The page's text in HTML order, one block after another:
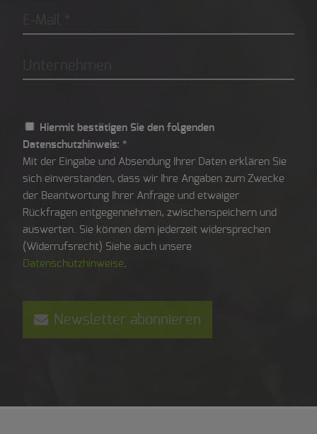
Hiermit bestätigen Sie den folgenden
Datenschutzhinweis: *
Mit der Eingabe und Absendung Ihrer Daten erklären Sie
sich einverstanden, dass wir Ihre Angaben zum Zwecke
der Beantwortung Ihrer Anfrage und etwaiger
Rückfragen entgegennehmen, zwischenspeichern und
auswerten. Sie können dem jederzeit widersprechen
(Widerrufsrecht) Siehe auch unsere
Datenschutzhinweise.
Newsletter abonnieren